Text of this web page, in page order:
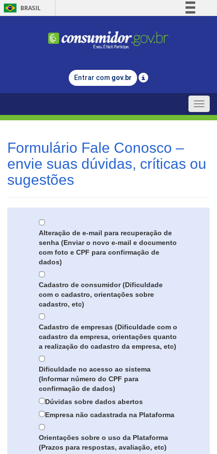
BRASIL
Comunica BR
Legislação
Entrar com gov.br
Toggle
Formulário Fale Conosco –
envie suas dúvidas, críticas ou
sugestões
Alteração de e-mail para recuperação de
senha (Enviar o novo e-mail e documento
com foto e CPF para confirmação de
dados)
Cadastro de consumidor (Dificuldade
com o cadastro, orientações sobre
cadastro, etc)
Cadastro de empresas (Dificuldade com o
cadastro da empresa, orientações quanto
a realização do cadastro da empresa, etc)
Dificuldade no acesso ao sistema
(Informar número do CPF para
confirmação de dados)
Dúvidas sobre dados abertos
Empresa não cadastrada na Plataforma
Orientações sobre o uso da Plataforma
(Prazos para respostas, avaliação, etc)